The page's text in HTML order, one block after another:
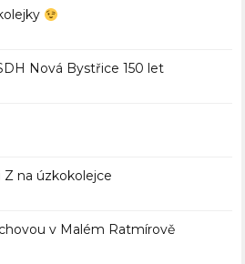
Nová Bystřice 150 let
Z na úzkokolejce
v Malém Ratmírově